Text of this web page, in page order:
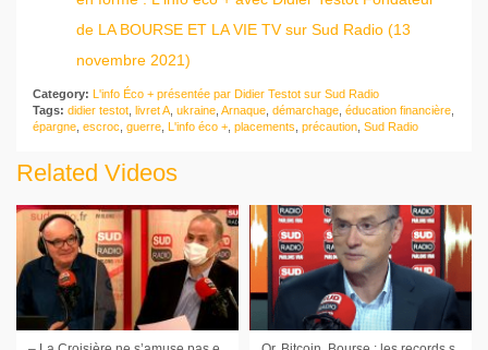
de LA BOURSE ET LA VIE TV sur Sud Radio (13
novembre 2021)
Category: L'info Éco + présentée par Didier Testot sur Sud Radio
Tags: didier testot livret A ukraine Arnaque démarchage éducation financière
épargne escroc guerre L'info éco + placements précaution Sud Radio
Related Videos